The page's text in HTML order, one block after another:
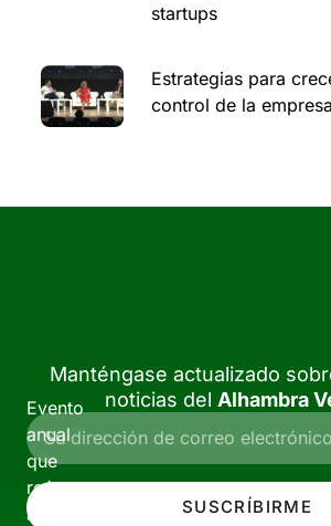
startups
Estrategias para
control de la empresa
Evento
anual
que
reúne
a
Manténgase actualizado
noticias del Alhambra
SUSCRÍBIRME